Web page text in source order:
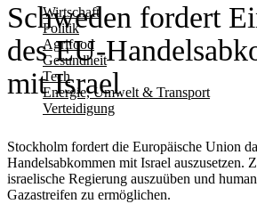
Wirtschaft
Politik
Agrifood
Gesundheit
Tech
Energie, Umwelt & Transport
Verteidigung
Schweden fordert
des EU-
mit Israel
Stockholm fordert die Europäische Union
Handelsabkommen mit Israel auszusetzen.
israelische Regierung auszuüben und
Gazastreifen zu ermöglichen.